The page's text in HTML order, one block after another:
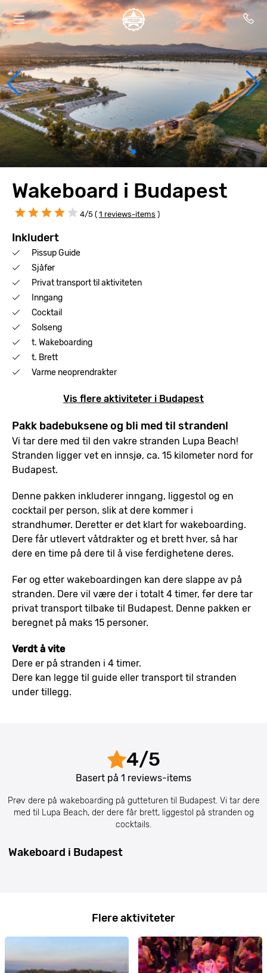
Wakeboard i Budapest
4/5 ( 1 reviews-items )
Inkludert
Pissup Guide
Sjåfør
Privat transport til aktiviteten
Inngang
Cocktail
Solseng
t. Wakeboarding
t. Brett
Varme neoprendrakter
Vis flere aktiviteter i Budapest
Pakk badebuksene og bli med til stranden!
Vi tar dere med til den vakre stranden Lupa Beach!
Stranden ligger vet en innsjø, ca. 15 kilometer nord for
Budapest.
Denne pakken inkluderer inngang, liggestol og en
cocktail per person, slik at dere kommer i
strandhumør. Deretter er det klart for wakeboarding.
Dere får utlevert våtdrakter og et brett hver, så har
dere en time på dere til å vise ferdighetene deres.
Før og etter wakeboardingen kan dere slappe av på
stranden. Dere vil være der i totalt 4 timer, før dere tar
privat transport tilbake til Budapest. Denne pakken er
beregnet på maks 15 personer.
Verdt å vite
Dere er på stranden i 4 timer.
Dere kan legge til guide eller transport til stranden
under tillegg.
4/5
Basert på 1 reviews-items
Prøv dere på wakeboarding på gutteturen til Budapest. Vi tar dere
med til Lupa Beach, der dere får brett, liggestol på stranden og
cocktails.
Wakeboard i Budapest
Flere aktiviteter